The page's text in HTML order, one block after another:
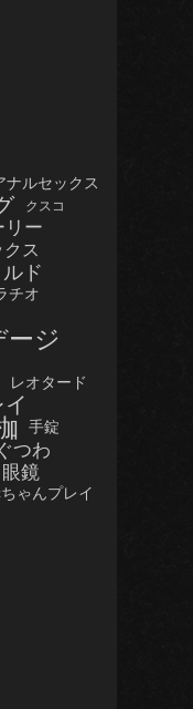
ナルセックス
クスコ
リー
ス
ド
チオ
ジ
レオタード
手錠
つわ
眼鏡
ゃんプレイ